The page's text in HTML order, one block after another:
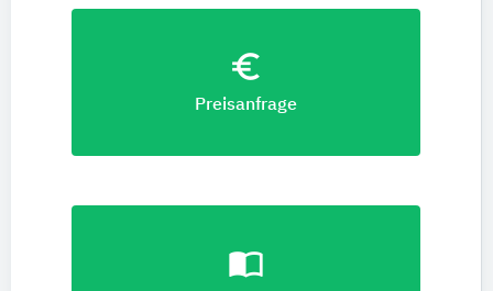
euro_symbol
Preisanfrage
import_contacts